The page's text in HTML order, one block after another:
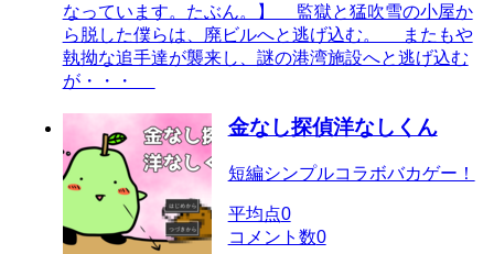
なっています。たぶん。】 監獄と猛吹雪の小屋か
ら脱した僕らは、廃ビルへと逃げ込む。 またもや
執拗な追手達が襲来し、謎の港湾施設へと逃げ込む
が・・・
金なし探偵洋なしくん
短編シンプルコラボバカゲー！
平均点0
コメント数0